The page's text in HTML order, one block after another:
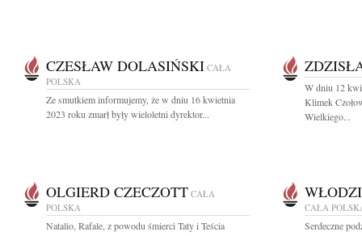
CZESŁAW DOLASIŃSKI CAŁA
POLSKA
Ze smutkiem informujemy, że w dniu 16 kwietnia
2023 roku zmarł były wieloletni dyrektor...
W dniu 12
Klimek
Wielkiego...
OLGIERD CZECZOTT CAŁA
POLSKA
Natalio, Rafale, z powodu śmierci Taty i Teścia
CAŁA
Serdeczne